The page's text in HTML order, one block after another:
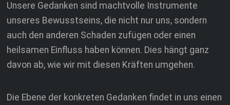
Unsere Gedanken sind machtvolle Instrumente
unseres Bewusstseins, die nicht nur uns, sondern
auch den anderen Schaden zufügen oder einen
heilsamen Einfluss haben können. Dies hängt ganz
davon ab, wie wir mit diesen Kräften umgehen.
Die Ebene der konkreten Gedanken findet in uns einen